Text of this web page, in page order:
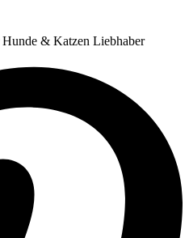
& Katzen Liebhaber